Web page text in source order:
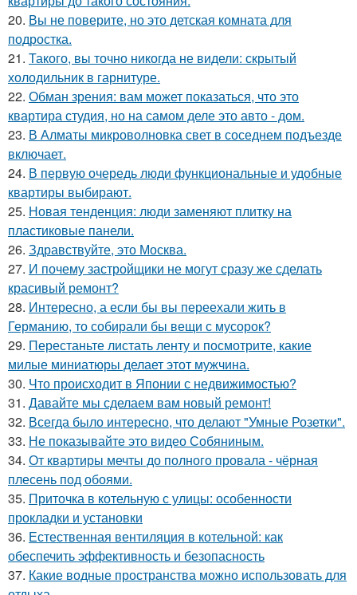
20. Вы не поверите, но это детская комната для
подростка.
21. Такого, вы точно никогда не видели: скрытый
холодильник в гарнитуре.
22. Обман зрения: вам может показаться, что это
квартира студия, но на самом деле это авто - дом.
23. В Алматы микроволновка свет в соседнем подъезде
включает.
24. В первую очередь люди функциональные и удобные
квартиры выбирают.
25. Новая тенденция: люди заменяют плитку на
пластиковые панели.
26. Здравствуйте, это Москва.
27. И почему застройщики не могут сразу же сделать
красивый ремонт?
28. Интересно, а если бы вы переехали жить в
Германию, то собирали бы вещи с мусорок?
29. Перестаньте листать ленту и посмотрите, какие
милые миниатюры делает этот мужчина.
30. Что происходит в Японии с недвижимостью?
31. Давайте мы сделаем вам новый ремонт!
32. Всегда было интересно, что делают "Умные Розетки".
33. Не показывайте это видео Собяниным.
34. От квартиры мечты до полного провала - чёрная
плесень под обоями.
35. Приточка в котельную с улицы: особенности
прокладки и установки
36. Естественная вентиляция в котельной: как
обеспечить эффективность и безопасность
37. Какие водные пространства можно использовать для